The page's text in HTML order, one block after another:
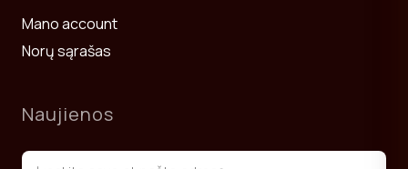
Mano account
Norų sąrašas
Naujienos